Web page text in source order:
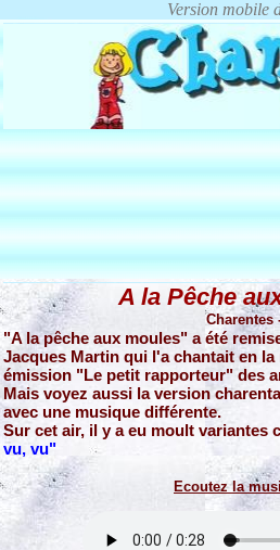
A la Pêche
Charentes
"A la pêche aux moules" a été
Jacques Martin qui l'a chantait en
émission "Le petit rapporteur" des
Mais voyez aussi la version
avec une musique différente.
Sur cet air, il y a eu moult variantes
vu, vu"
Ecoutez la